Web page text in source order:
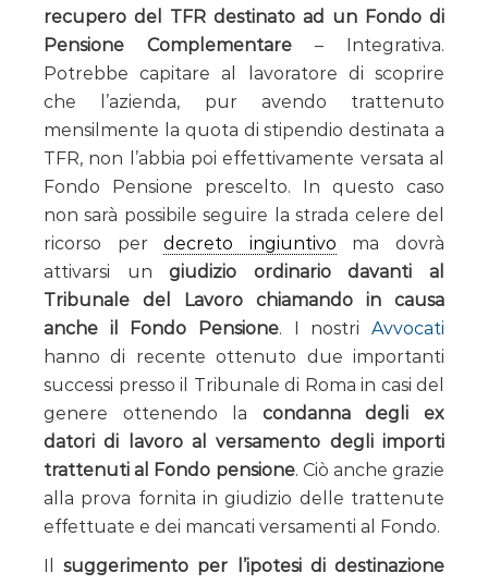
recupero del TFR destinato ad un Fondo di
Pensione Complementare – Integrativa.
Potrebbe capitare al lavoratore di scoprire
che l’azienda, pur avendo trattenuto
mensilmente la quota di stipendio destinata a
TFR, non l’abbia poi effettivamente versata al
Fondo Pensione prescelto. In questo caso
non sarà possibile seguire la strada celere del
ricorso perdecreto ingiuntivo ma dovrà
attivarsi ungiudizio ordinario davanti al
Tribunale del Lavoro chiamando in causa
anche il Fondo Pensione. I nostri Avvocati
hanno di recente ottenuto due importanti
successi presso il Tribunale di Roma in casi del
genere ottenendo la condanna degli ex
datori di lavoro al versamento degli importi
trattenuti al Fondo pensione. Ciò anche grazie
alla prova fornita in giudizio delle trattenute
effettuate e dei mancati versamenti al Fondo.
Ilsuggerimento per l’ipotesi di destinazione